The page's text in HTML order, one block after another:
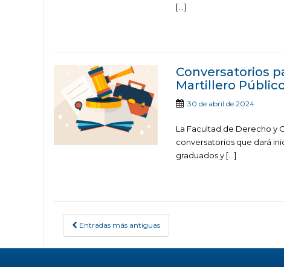
[…]
Conversatorios
Martillero
30 de abril de 2024
La Facultad de Derecho y
conversatorios que dará
graduados y […]
POSTS NAVIGATION
Entradas más antiguas